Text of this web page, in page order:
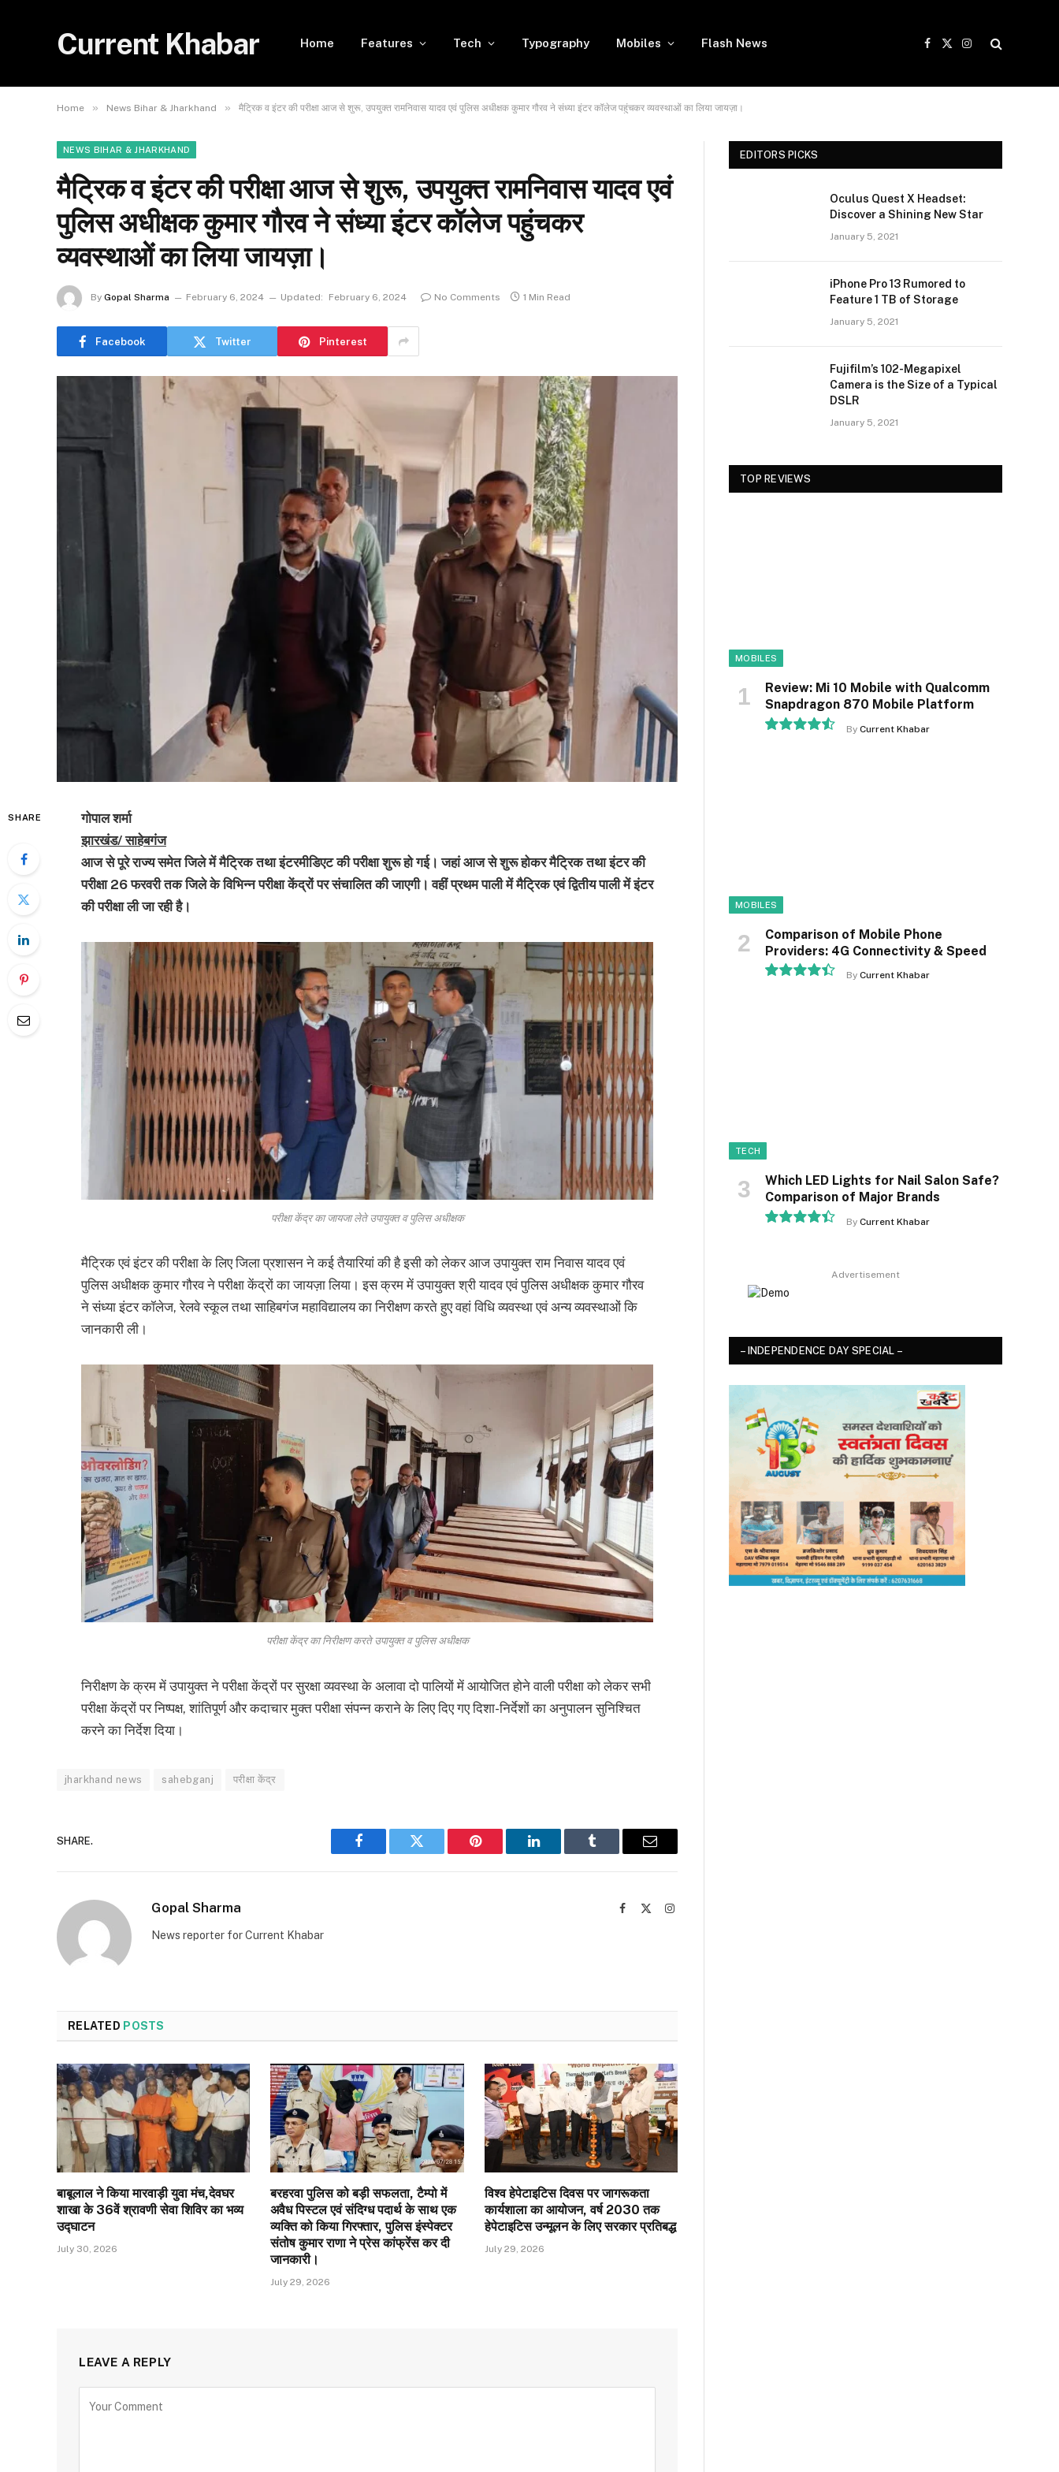
Current Khabar Home Features Tech Typography Mobiles Flash News
Facebook
X
Instagram
Home » News Bihar & Jharkhand » मैट्रिक व इंटर की परीक्षा आज से शुरू, उपयुक्त रामनिवास यादव एवं पुलिस अधीक्षक कुमार गौरव ने संध्या इंटर कॉलेज पहुंचकर व्यवस्थाओं का लिया जायज़ा।
NEWS BIHAR & JHARKHAND
मैट्रिक व इंटर की परीक्षा आज से शुरू, उपयुक्त रामनिवास यादव एवं
पुलिस अधीक्षक कुमार गौरव ने संध्या इंटर कॉलेज पहुंचकर
व्यवस्थाओं का लिया जायज़ा।
By Gopal Sharma February 6, 2024 Updated: February 6, 2024 No Comments 1 Min Read
Facebook Twitter Pinterest
SHARE
गोपाल शर्मा
झारखंड/ साहेबगंज
आज से पूरे राज्य समेत जिले में मैट्रिक तथा इंटरमीडिएट की परीक्षा शुरू हो गई। जहां आज से शुरू होकर मैट्रिक तथा इंटर की
परीक्षा 26 फरवरी तक जिले के विभिन्न परीक्षा केंद्रों पर संचालित की जाएगी। वहीं प्रथम पाली में मैट्रिक एवं द्वितीय पाली में इंटर
की परीक्षा ली जा रही है।
परीक्षा केंद्र का जायजा लेते उपायुक्त व पुलिस अधीक्षक
मैट्रिक एवं इंटर की परीक्षा के लिए जिला प्रशासन ने कई तैयारियां की है इसी को लेकर आज उपायुक्त राम निवास यादव एवं
पुलिस अधीक्षक कुमार गौरव ने परीक्षा केंद्रों का जायज़ा लिया। इस क्रम में उपायुक्त श्री यादव एवं पुलिस अधीक्षक कुमार गौरव
ने संध्या इंटर कॉलेज, रेलवे स्कूल तथा साहिबगंज महाविद्यालय का निरीक्षण करते हुए वहां विधि व्यवस्था एवं अन्य व्यवस्थाओं कि
जानकारी ली।
परीक्षा केंद्र का निरीक्षण करते उपायुक्त व पुलिस अधीक्षक
निरीक्षण के क्रम में उपायुक्त ने परीक्षा केंद्रों पर सुरक्षा व्यवस्था के अलावा दो पालियों में आयोजित होने वाली परीक्षा को लेकर सभी
परीक्षा केंद्रों पर निष्पक्ष, शांतिपूर्ण और कदाचार मुक्त परीक्षा संपन्न कराने के लिए दिए गए दिशा-निर्देशों का अनुपालन सुनिश्चित
करने का निर्देश दिया।
jharkhand news sahebganj परीक्षा केंद्र
SHARE.
Facebook Twitter Pinterest LinkedIn Tumblr Email
Gopal Sharma Facebook Instagram
News reporter for Current Khabar
RELATED POSTS
बाबूलाल ने किया मारवाड़ी युवा मंच,देवघर
शाखा के 36वें श्रावणी सेवा शिविर का भव्य
उद्घाटन
July 30, 2026
बरहरवा पुलिस को बड़ी सफलता, टैम्पो में
अवैध पिस्टल एवं संदिग्ध पदार्थ के साथ एक
व्यक्ति को किया गिरफ्तार, पुलिस इंस्पेक्टर
संतोष कुमार राणा ने प्रेस कांफ्रेंस कर दी
जानकारी।
July 29, 2026
विश्व हेपेटाइटिस दिवस पर जागरूकता
कार्यशाला का आयोजन, वर्ष 2030 तक
हेपेटाइटिस उन्मूलन के लिए सरकार प्रतिबद्ध
July 29, 2026
LEAVE A REPLY
EDITORS PICKS
Oculus Quest X Headset:
Discover a Shining New Star
January 5, 2021
iPhone Pro 13 Rumored to
Feature 1 TB of Storage
January 5, 2021
Fujifilm’s 102-Megapixel
Camera is the Size of a Typical
DSLR
January 5, 2021
TOP REVIEWS
MOBILES
Review: Mi 10 Mobile with Qualcomm
Snapdragon 870 Mobile Platform
By Current Khabar
MOBILES
Comparison of Mobile Phone
Providers: 4G Connectivity & Speed
By Current Khabar
TECH
Which LED Lights for Nail Salon Safe?
Comparison of Major Brands
By Current Khabar
Advertisement
– INDEPENDENCE DAY SPECIAL –